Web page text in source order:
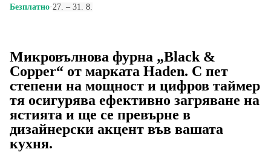
Безплатно· 27. – 31. 8.
Микровълнова фурна „Black &
Copper“ от марката Haden. С пет
степени на мощност и цифров таймер
тя осигурява ефективно загряване на
ястията и ще се превърне в
дизайнерски акцент във вашата
кухня.